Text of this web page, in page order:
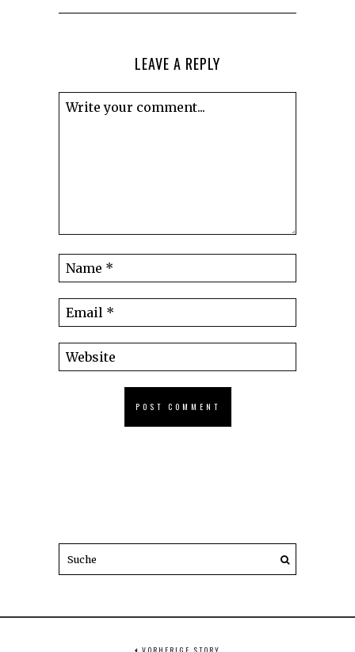
LEAVE A REPLY